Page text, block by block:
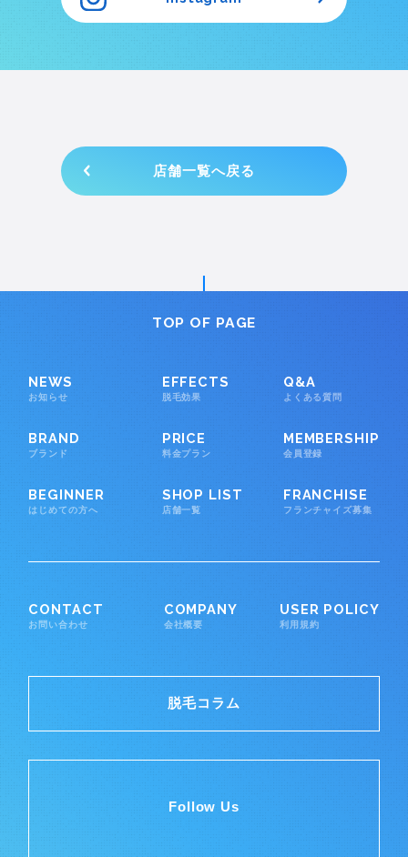
店舗一覧へ戻る
TOP OF PAGE
NEWS
お知らせ
BRAND
ブランド
BEGINNER
はじめての方へ
EFFECTS
脱毛効果
PRICE
料金プラン
SHOP LIST
店舗一覧
Q&A
よくある質問
MEMBERSHIP
会員登録
FRANCHISE
フランチャイズ募集
CONTACT
お問い合わせ
COMPANY
会社概要
USER POLICY
利用規約
脱毛コラム
Follow Us